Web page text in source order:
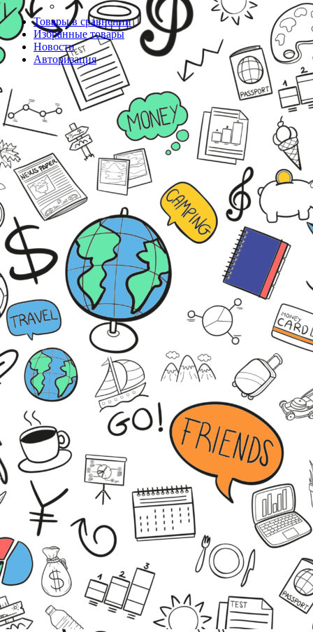
Товары в сравнении
Избранные товары
Новости
Авторизация